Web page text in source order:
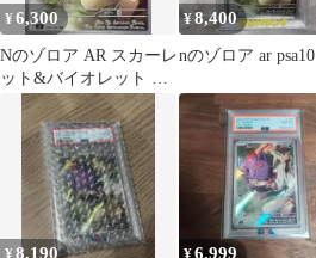
¥6,300
Nのゾロア AR スカーレ
ット&バイオレット 拡
張パック バトルパート
ナーズ …
¥8,400
nのゾロア ar psa10
¥8,190 ¥6,999